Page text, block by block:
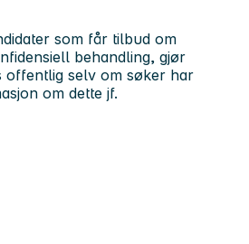
som får tilbud om
behandling, gjør
offentlig selv om søker har
om dette jf.